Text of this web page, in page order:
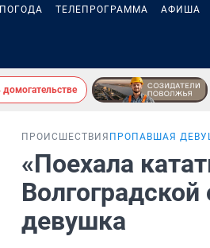
ПОГОДА ТЕЛЕПРОГРАММА АФИША
ПРОИСШЕСТВИЯ ПРОПАВШАЯ
«Поехала
девушка